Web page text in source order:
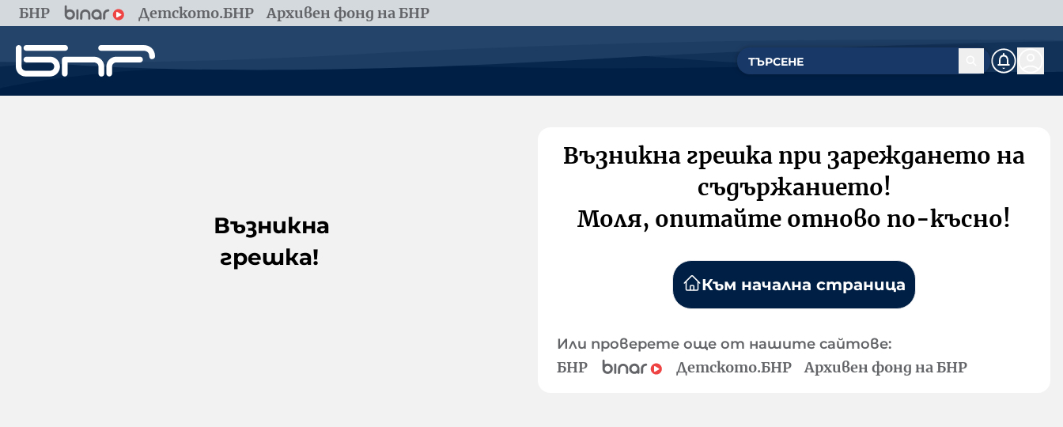
БНР Детското.БНР Архивен фонд на БНР
Възникна
грешка!
Възникна грешка при зареждането на
съдържанието!
Моля, опитайте отново по-късно!
Към начална страница
Или проверете още от нашите сайтове:
БНР Детското.БНР Архивен фонд на БНР